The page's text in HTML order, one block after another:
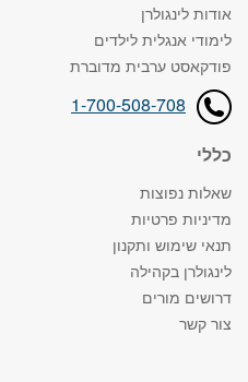
אודות לינגולרן
לימודי אנגלית לילדים
פודקאסט ערבית מדוברת
1-700-508-708
כללי
שאלות נפוצות
מדיניות פרטיות
תנאי שימוש ותקנון
לינגולרן בקהילה
דרושים מורים
צור קשר